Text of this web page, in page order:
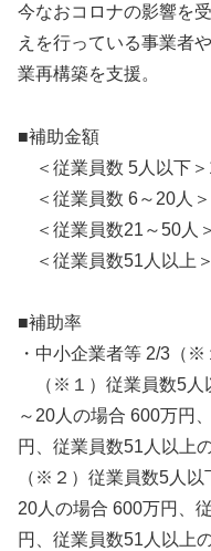
今なおコロナの影響を
えを行っている事業者
業再構築を支援。
■補助金額
＜従業員数 5人以下＞
＜従業員数 6～20人
＜従業員数21～50人
＜従業員数51人以上
■補助率
・中小企業者等 2/3（
（※１）従業員数5人
～20人の場合 600万円
円、従業員数51人以上
（※２）従業員数5人以
20人の場合 600万円、
円、従業員数51人以上